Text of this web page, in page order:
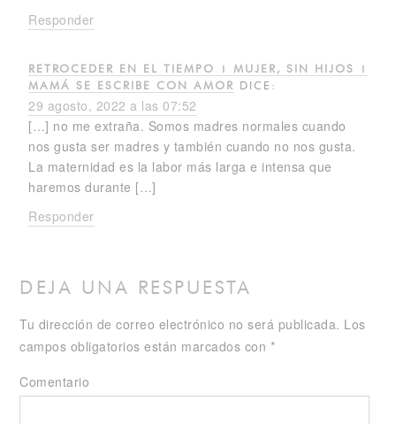
Responder
RETROCEDER EN EL TIEMPO | MUJER, SIN HIJOS |
MAMÁ SE ESCRIBE CON AMOR
DICE:
29 agosto, 2022 a las 07:52
[…] no me extraña. Somos madres normales cuando
nos gusta ser madres y también cuando no nos gusta.
La maternidad es la labor más larga e intensa que
haremos durante […]
Responder
DEJA UNA RESPUESTA
Tu dirección de correo electrónico no será publicada. Los
campos obligatorios están marcados con *
Comentario